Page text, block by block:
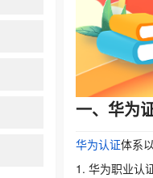
一、华为
华为认证体系
1. 华为职业认